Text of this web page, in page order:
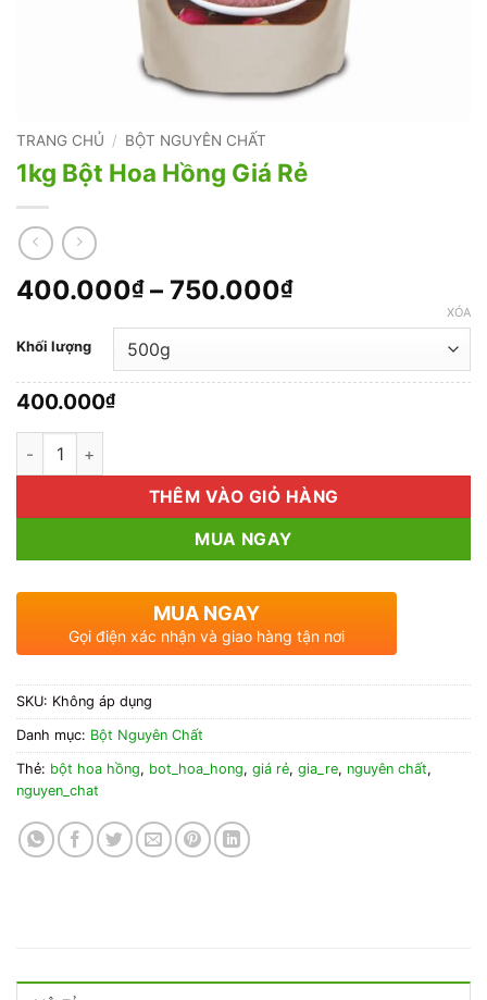
TRANG CHỦ / BỘT NGUYÊN CHẤT
1kg Bột Hoa Hồng Giá Rẻ
400.000₫ – 750.000₫Khoảng
400.000₫
đến
Khối lượng
XÓA
400.000₫
1kg Bột Hoa Hồng Giá Rẻ số lượng
THÊM VÀO GIỎ HÀNG
MUA NGAY
MUA NGAY
Gọi điện xác nhận và giao hàng tận nơi
SKU: Không áp dụng
Danh mục: Bột Nguyên Chất
Thẻ: bột hoa hồng, bot_hoa_hong, giá rẻ, gia_re, nguyên chất,
nguyen_chat